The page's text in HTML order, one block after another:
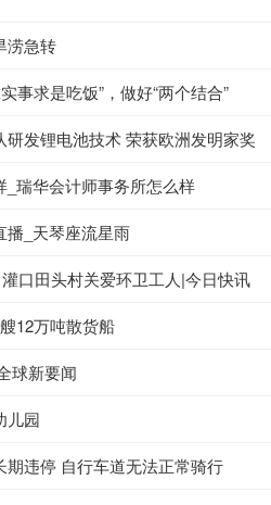
涝急转
事求是吃饭”，做好“两个结合”
发锂电池技术 荣获欧洲发明家奖
瑞华会计师事务所怎么样
播_天琴座流星雨
口田头村关爱环卫工人|今日快讯
12万吨散货船
球新要闻
儿园
违停 自行车道无法正常骑行